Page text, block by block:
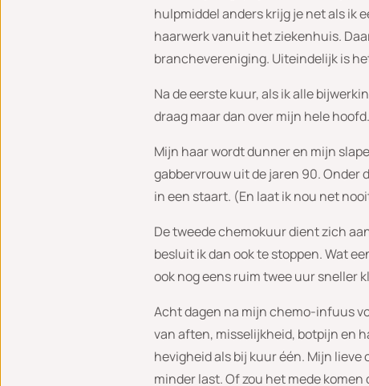
hulpmiddel anders krijg je net als ik
haarwerk vanuit het ziekenhuis.
branchevereniging. Uiteindelijk is
Na de eerste kuur, als ik alle
draag maar dan over mijn hele
Mijn haar wordt dunner en mijn
gabbervrouw uit de jaren 90. Onder
in een staart. (En laat ik nou net
De tweede chemokuur dient zich
besluit ik dan ook te stoppen. Wat
ook nog eens ruim twee uur sneller
Acht dagen na mijn chemo-infuus
van aften, misselijkheid, botpijn en
hevigheid als bij kuur één. Mijn lieve
minder last. Of zou het mede